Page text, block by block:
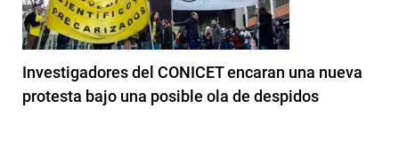
Investigadores del CONICET encaran una nueva
protesta bajo una posible ola de despidos